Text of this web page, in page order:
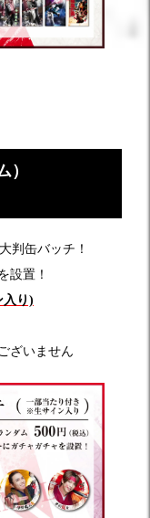
）
判缶バッチ！
設置！
入り)
ざいません